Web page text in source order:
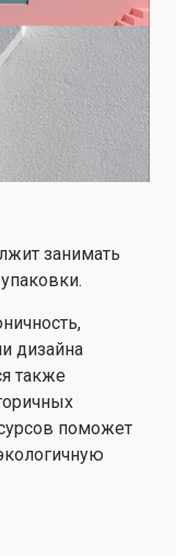
занимать
дизайна
также
поможет